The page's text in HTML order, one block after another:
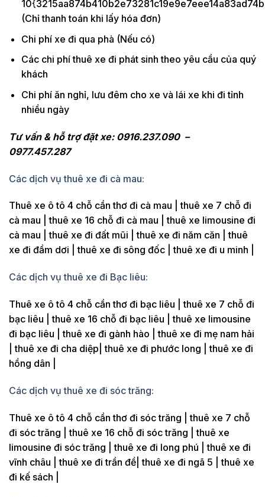
(Chỉ thanh toán khi lấy hóa đơn)
Chi phí xe đi qua phà (Nếu có)
Các chi phí thuê xe đi phát sinh theo yêu cầu của quý
khách
Chi phí ăn nghỉ, lưu đêm cho xe và lái xe khi đi tỉnh
nhiều ngày
Tư vấn & hỗ trợ đặt xe: 0916.237.090 –
0977.457.287
Các dịch vụ thuê xe đi cà mau:
Thuê xe ô tô 4 chỗ cần thơ đi cà mau | thuê xe 7 chỗ đi
cà mau | thuê xe 16 chỗ đi cà mau | thuê xe limousine đi
cà mau | thuê xe đi đất mũi | thuê xe đi năm căn | thuê
xe đi đầm dơi | thuê xe đi sông đốc | thuê xe đi u minh |
Các dịch vụ thuê xe đi Bạc liêu:
Thuê xe ô tô 4 chỗ cần thơ đi bạc liêu | thuê xe 7 chỗ đi
bạc liêu | thuê xe 16 chỗ đi bạc liêu | thuê xe limousine
đi bạc liêu | thuê xe đi gành hào | thuê xe đi mẹ nam hải
| thuê xe đi cha diệp| thuê xe đi phước long | thuê xe đi
hồng dân |
Các dịch vụ thuê xe đi sóc trăng:
Thuê xe ô tô 4 chỗ cần thơ đi sóc trăng | thuê xe 7 chỗ
đi sóc trăng | thuê xe 16 chỗ đi sóc trăng | thuê xe
limousine đi sóc trăng | thuê xe đi long phú | thuê xe đi
vĩnh châu | thuê xe đi trần đề| thuê xe đi ngã 5 | thuê xe
đi kế sách |